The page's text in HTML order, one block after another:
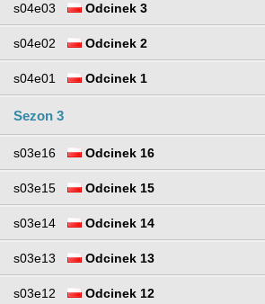
s04e03 Odcinek 3
s04e02 Odcinek 2
s04e01 Odcinek 1
Sezon 3
s03e16 Odcinek 16
s03e15 Odcinek 15
s03e14 Odcinek 14
s03e13 Odcinek 13
s03e12 Odcinek 12